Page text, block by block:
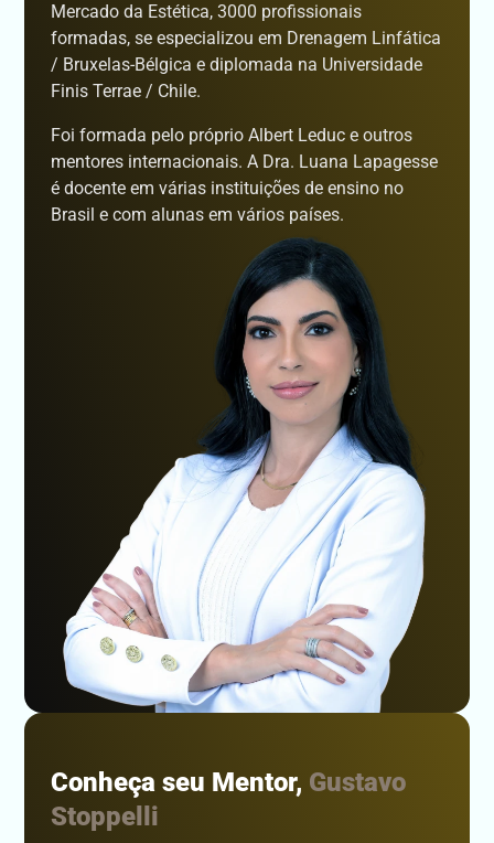
Mercado da Estética, 3000 profissionais
formadas, se especializou em Drenagem Linfática
/ Bruxelas-Bélgica e diplomada na Universidade
Finis Terrae / Chile.
Foi formada pelo próprio Albert Leduc e outros
mentores internacionais. A Dra. Luana Lapagesse
é docente em várias instituições de ensino no
Brasil e com alunas em vários países.
Conheça seu Mentor, Gustavo
Stoppelli